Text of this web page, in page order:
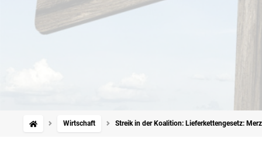
Wirtschaft Streik in der Koalition: Lieferkettengesetz: